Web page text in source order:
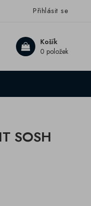
Přihlásit se
Košík
0 položek
SOSH